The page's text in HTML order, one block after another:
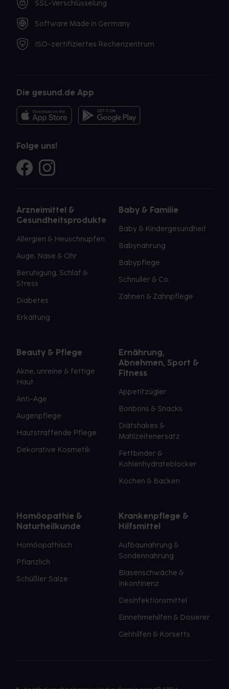
SSL-Verschlüsselung
Software Made in Germany
ISO-zertifiziertes Rechenzentrum
Die gesund.de App
Folge uns!
Arzneimittel &
Gesundheitsprodukte
Allergien & Heuschnupfen
Auge, Nase & Ohr
Beruhigung, Schlaf &
Stress
Diabetes
Erkältung
Baby & Familie
Baby & Kindergesundheit
Babynahrung
Babypflege
Schnuller & Co.
Zahnen & Zahnpflege
Beauty & Pflege
Akne, unreine & fettige
Haut
Anti-Age
Augenpflege
Hautstraffende Pflege
Dekorative Kosmetik
Ernährung,
Abnehmen, Sport &
Fitness
Appetitzügler
Bonbons & Snacks
Diätshakes &
Mahlzeitenersatz
Fettbinder &
Kohlenhydrateblocker
Kochen & Backen
Homöopathie &
Naturheilkunde
Homöopathisch
Pflanzlich
Schüßler Salze
Krankenpflege &
Hilfsmittel
Aufbaunahrung &
Sondennahrung
Blasenschwäche &
Inkontinenz
Desinfektionsmittel
Einnehmehilfen & Dosierer
Gehhilfen & Korsetts